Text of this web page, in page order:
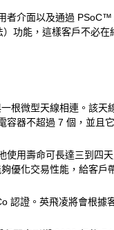
者介面以及通過
功能，這樣客戶不必
根微型天線相連。該
容器不超過 7 個，並且
使用壽命可長達三到四
優化交易性能，給客戶
認證。英飛凌將會根